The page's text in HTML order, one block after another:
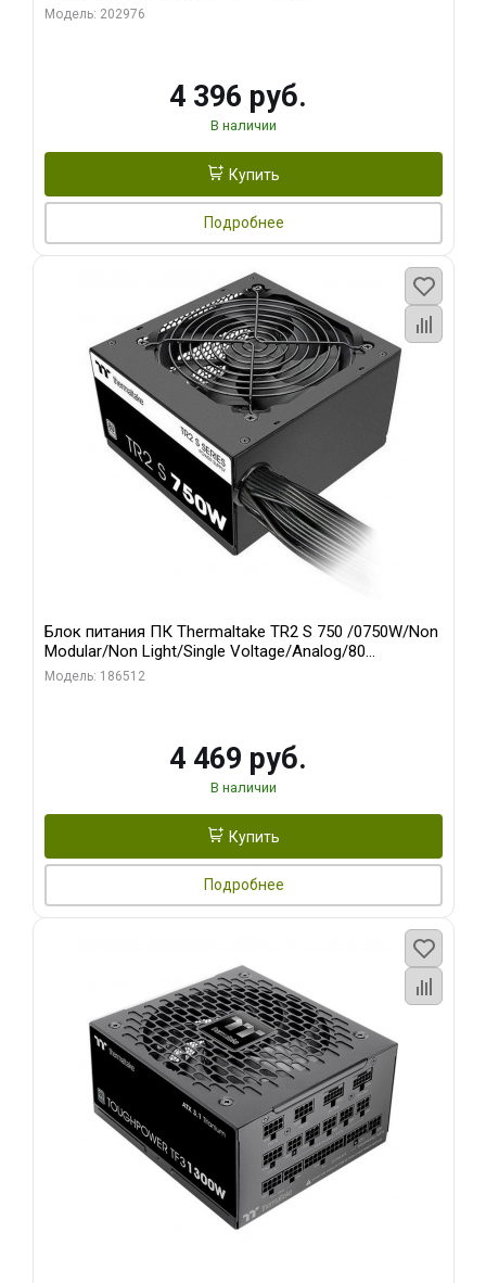
Модель: 202976
4 396 руб.
В наличии
Купить
Подробнее
Блок питания ПК Thermaltake TR2 S 750 /0750W/Non
Modular/Non Light/Single Voltage/Analog/80
Plus/EU/Non JP CAP/All Flat Cables
Модель: 186512
4 469 руб.
В наличии
Купить
Подробнее